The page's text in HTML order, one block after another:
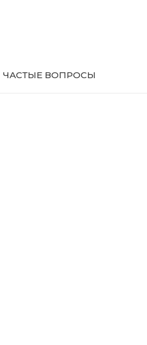
ЧАСТЫЕ ВОПРОСЫ